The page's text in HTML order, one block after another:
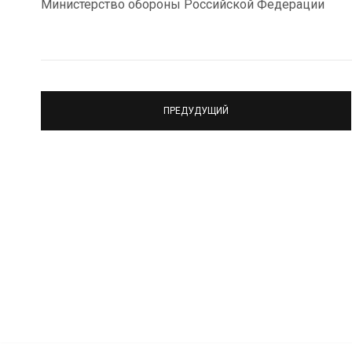
Министерство обороны Российской Федерации
ПРЕДУДУЩИЙ